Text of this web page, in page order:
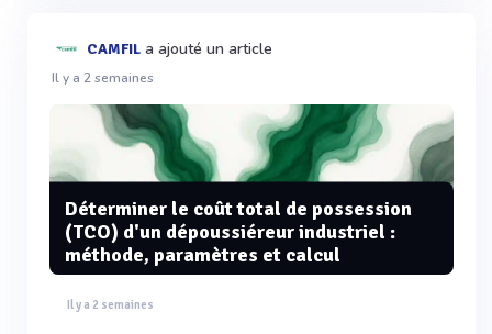
CAMFIL a ajouté un article
Il y a 2 semaines
Déterminer le coût total de possession
(TCO) d'un dépoussiéreur industriel :
méthode, paramètres et calcul
Il y a 2 semaines